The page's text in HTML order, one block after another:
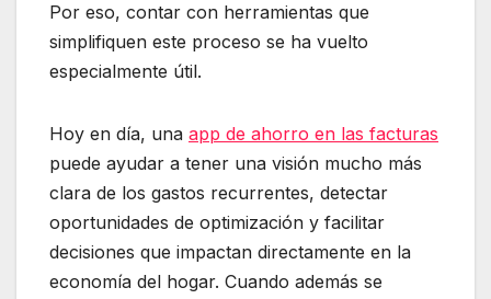
Por eso, contar con herramientas que
simplifiquen este proceso se ha vuelto
especialmente útil.
Hoy en día, una app de ahorro en las facturas
puede ayudar a tener una visión mucho más
clara de los gastos recurrentes, detectar
oportunidades de optimización y facilitar
decisiones que impactan directamente en la
economía del hogar. Cuando además se